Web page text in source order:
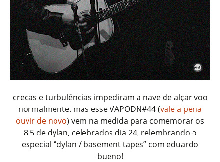
crecas e turbulências impediram a nave de alçar voo
normalmente. mas esse VAPODN#44 (vale a pena
ouvir de novo) vem na medida para comemorar os
8.5 de dylan, celebrados dia 24, relembrando o
especial “dylan / basement tapes” com eduardo
bueno!